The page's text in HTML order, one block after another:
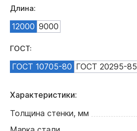
Длина:
12000 9000
ГОСТ:
ГОСТ 10705-80 ГОСТ 20295-85
Характеристики:
Толщина стенки, мм